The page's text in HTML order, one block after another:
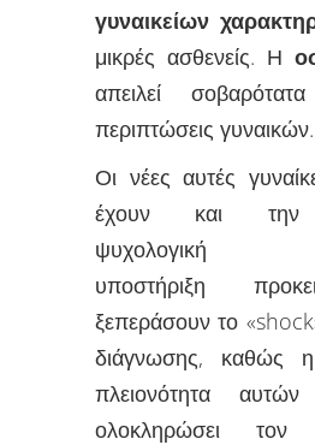
γυναικείων
μικρές ασθενείς. Η
απειλεί
περιπτώσεις γυναικών.
Οι νέες αυτές
έχουν και την
ψυχολογική
υποστήριξη
ξεπεράσουν το
διάγνωσης, καθώς η
πλειονότητα
ολοκληρώσει τον